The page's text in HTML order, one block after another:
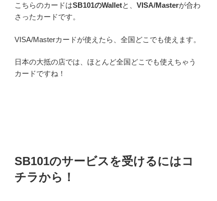
こちらのカードはSB101のWalletと、 VISA/Masterが合わ
さったカードです。
VISA/Masterカードが使えたら、全国どこでも使えます。
日本の大抵の店では、ほとんど全国どこでも使えちゃう
カードですね！
SB101のサービスを受けるにはコ
チラから！